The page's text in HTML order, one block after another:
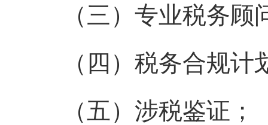
（三）专业税务顾
（四）税务合规计
（五）涉税鉴证；